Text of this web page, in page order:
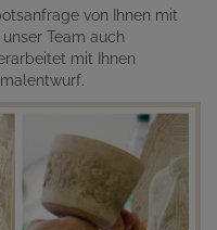
von Ihnen mit
Team auch
mit Ihnen